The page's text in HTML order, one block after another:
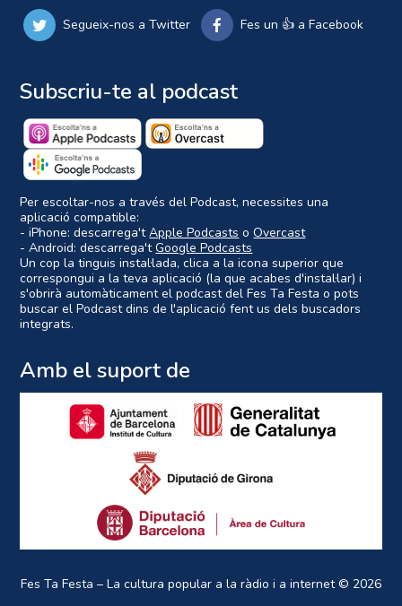
Segueix-nos a Twitter Fes un 👍 a Facebook
Subscriu-te al podcast
Per escoltar-nos a través del Podcast, necessites una
aplicació compatible:
- iPhone: descarrega'tApple Podcasts oOvercast
- Android: descarrega'tGoogle Podcasts
Un cop la tinguis instal·lada, clica a la icona superior que
correspongui a la teva aplicació (la que acabes d'instal·lar) i
s'obrirà automàticament el podcast del Fes Ta Festa o pots
buscar el Podcast dins de l'aplicació fent us dels buscadors
integrats.
Amb el suport de
Fes Ta Festa – La cultura popular a la ràdio i a internet© 2026